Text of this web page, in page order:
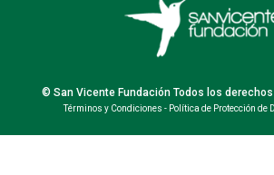
© San Vicente Fundación Todos los
Términos y Condiciones - Política de Protección de